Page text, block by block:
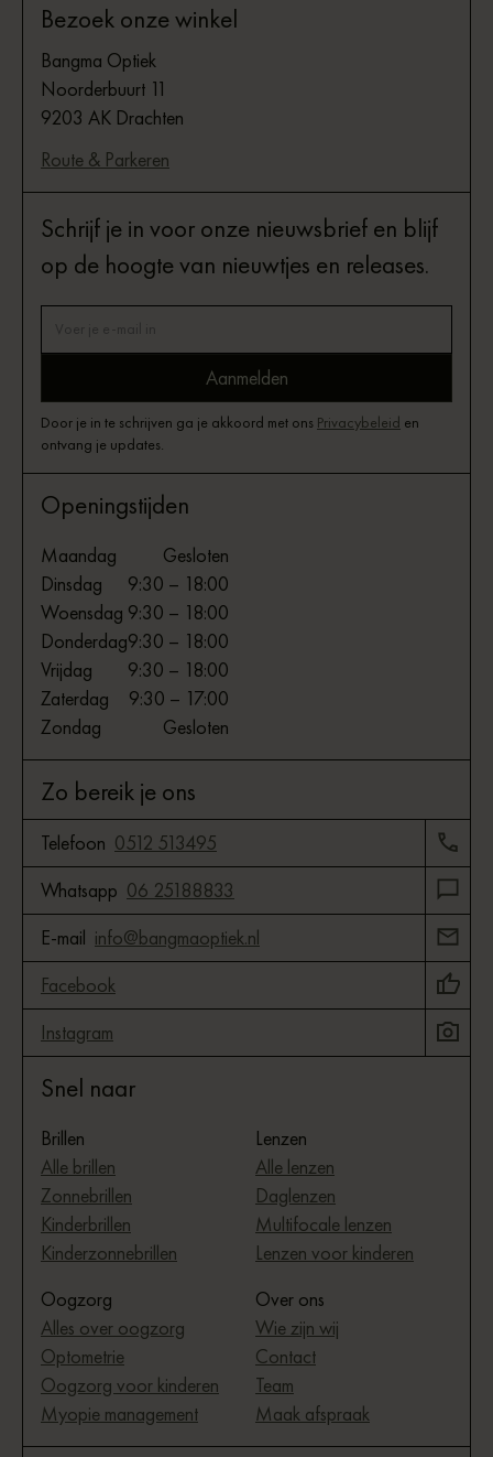
Bezoek onze winkel
Bangma Optiek
Noorderbuurt 11
9203 AK Drachten
Route & Parkeren
Schrijf je in voor onze nieuwsbrief en blijf
op de hoogte van nieuwtjes en releases.
Door je in te schrijven ga je akkoord met ons Privacybeleid en
ontvang je updates.
Openingstijden
Maandag
Gesloten
Dinsdag
9:30 – 18:00
Woensdag 9:30 – 18:00
Donderdag9:30 – 18:00
Vrijdag
9:30 – 18:00
Zaterdag
9:30 – 17:00
Zondag
Gesloten
Zo bereik je ons
Telefoon 0512 513495
Whatsapp 06 25188833
E-mail info@bangmaoptiek.nl
Facebook
Instagram
Snel naar
Brillen
Alle brillen
Zonnebrillen
Kinderbrillen
Kinderzonnebrillen
Lenzen
Alle lenzen
Daglenzen
Multifocale lenzen
Lenzen voor kinderen
Oogzorg
Alles over oogzorg
Optometrie
Oogzorg voor kinderen
Myopie management
Over ons
Wie zijn wij
Contact
Team
Maak afspraak